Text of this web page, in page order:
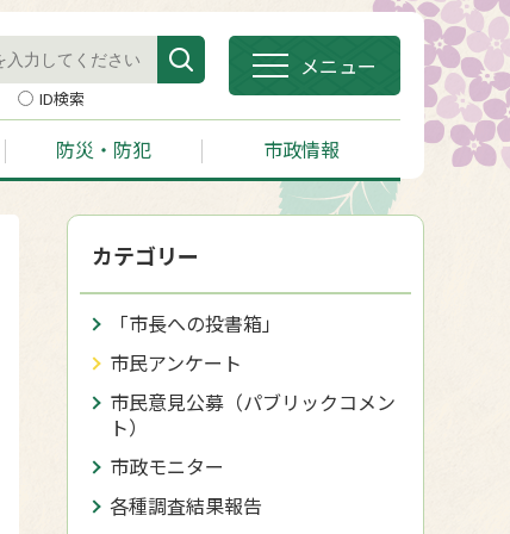
ID検索
メニュー
防災・防犯 市政情報
カテゴリー
「市長への投書箱」
市民アンケート
市民意見公募（パブリックコメン
ト）
市政モニター
各種調査結果報告